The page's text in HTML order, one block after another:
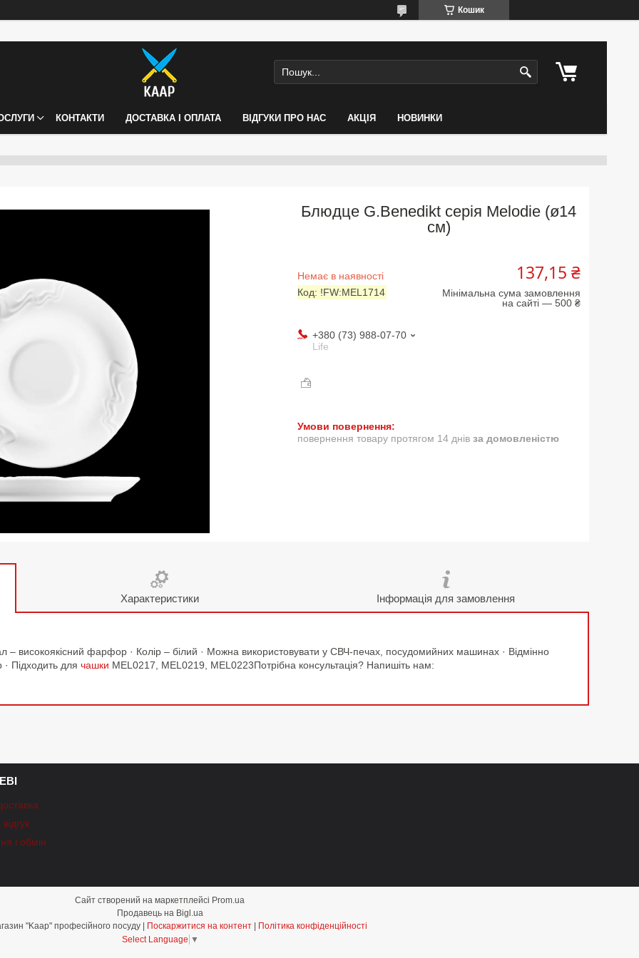
Кошик
КОНТАКТИ ДОСТАВКА І ОПЛАТА ВІДГУКИ ПРО НАС АКЦІЯ НОВИНКИ
Блюдце G.Benedikt серія Melodie (ø14
см)
Немає в наявності
Код: !FW:MEL1714
137,15 ₴
Мінімальна сума замовлення
на сайті — 500 ₴
+380 (73) 988-07-70
Life
повернення товару протягом 14 днів за домовленістю
Характеристики Інформація для замовлення
– високоякісний фарфор · Колір – білий · Можна використовувати у СВЧ-печах, посудомийних машинах · Відмінно
· Підходить для чашки MEL0217, MEL0219, MEL0223Потрібна консультація? Напишіть нам:
і обмін
Сайт створений на маркетплейсі Prom.ua
Продавець на Bigl.ua
Поскаржитися на контент
Політика конфіденційності
Select Language ▼